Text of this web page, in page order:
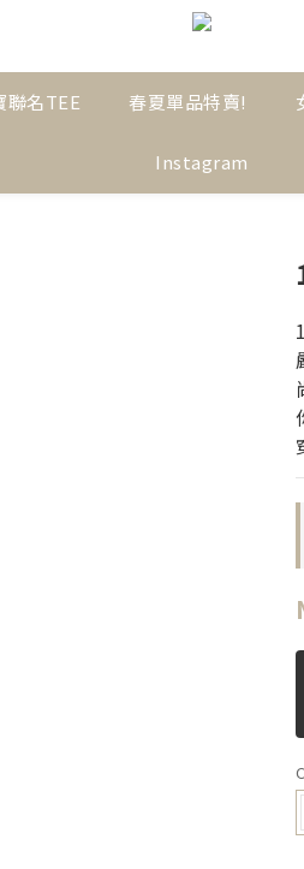
聯名TEE 春夏單品特賣!
Instagram